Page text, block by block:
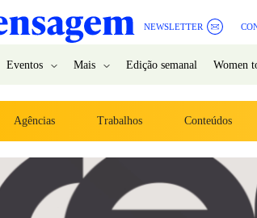
NEWSLETTER
Eventos Mais Edição semanal Women
Agências Trabalhos Conteúdos